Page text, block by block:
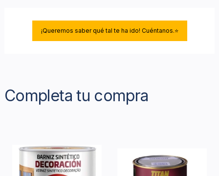
¡Queremos saber qué tal te ha ido! Cuéntanos.⭐
Completa tu compra